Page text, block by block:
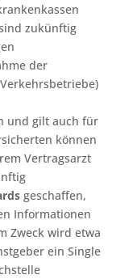
zukünftig
der
und gilt auch für
können
Vertragsarzt
geschaffen,
Informationen
Zweck wird etwa
ein Single